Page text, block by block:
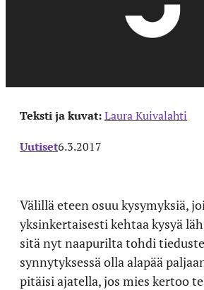
Teksti ja kuvat:Laura Kuivalahti
Uutiset6.3.2017
Välillä eteen osuu kysymyksiä,
yksinkertaisesti kehtaa kysyä
sitä nyt naapurilta tohdi
synnytyksessä olla alapää
pitäisi ajatella, jos mies kertoo